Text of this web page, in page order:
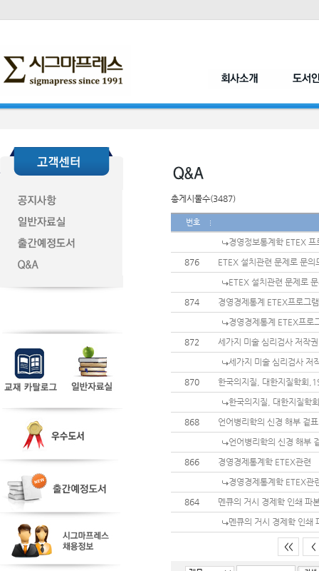
총게시물수(3487)
번호
경영정보통계학 ETEX 프
876
ETEX 설치관련 문제로 문의
ETEX 설치관련 문제로
874
경영경제통계 ETEX프로그
경영경제통계 ETEX프로
872
세가지 미술 심리검사 저작
세가지 미술 심리검사 저
870
한국의지질, 대한지질학회
한국의지질, 대한지질학
868
언어병리학의 신경 해부 겉
언어병리학의 신경 해부
866
경영경제통계학 ETEX관련
경영경제통계학 ETEX관
864
멘큐의 거시 경제학 인쇄 파
멘큐의 거시 경제학 인쇄
<< <